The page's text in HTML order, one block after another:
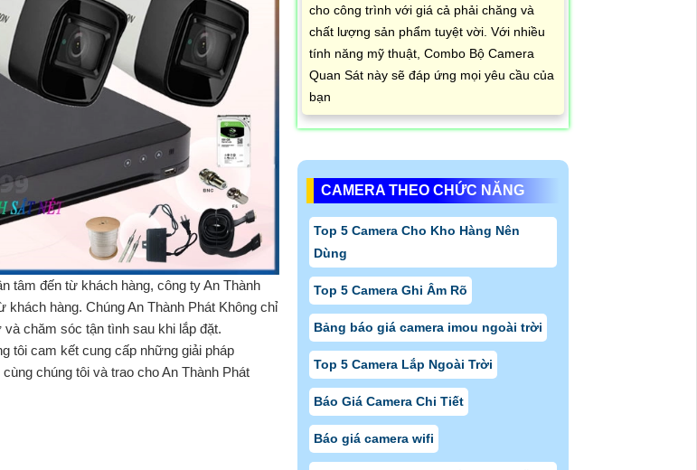
tâm đến từ khách hàng, công ty An Thành
hàng. Chúng An Thành Phát Không chỉ
chăm sóc tận tình sau khi lắp đặt.
tôi cam kết cung cấp những giải pháp
chúng tôi và trao cho An Thành Phát
cho công trình với giá cả phải chăng và
chất lượng sản phẩm tuyệt vời. Với nhiều
tính năng mỹ thuật, Combo Bộ Camera
Quan Sát này sẽ đáp ứng mọi yêu cầu của
bạn
CAMERA THEO CHỨC NĂNG
Top 5 Camera Cho Kho Hàng Nên
Dùng
Top 5 Camera Ghi Âm Rõ
Bảng báo giá camera imou ngoài trời
Top 5 Camera Lắp Ngoài Trời
Báo Giá Camera Chi Tiết
Báo giá camera wifi